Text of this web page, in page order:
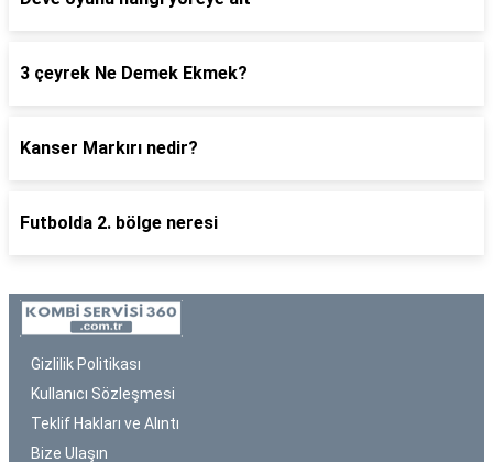
3 çeyrek Ne Demek Ekmek?
Kanser Markırı nedir?
Futbolda 2. bölge neresi
Gizlilik Politikası
Kullanıcı Sözleşmesi
Teklif Hakları ve Alıntı
Bize Ulaşın